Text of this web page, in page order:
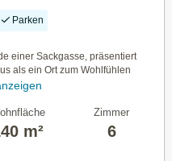
Parken
einer Sackgasse, präsentiert
als ein Ort zum Wohlfühlen
m²
Zimmer
6